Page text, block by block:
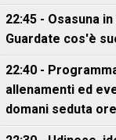
22:45 - Osasuna
Guardate cos'è
22:40 -
allenamenti ed
domani seduta